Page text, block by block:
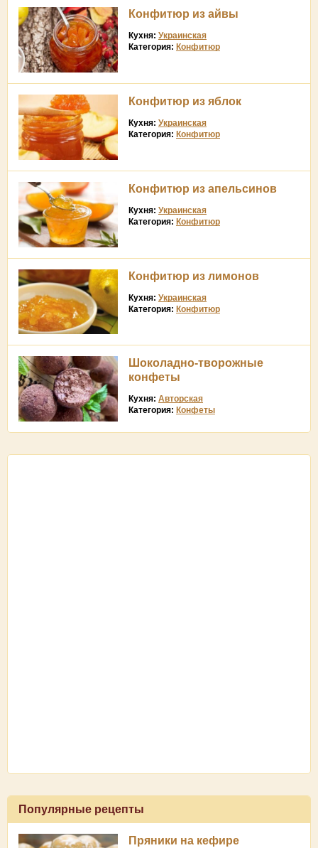
Конфитюр из айвы
Кухня: Украинская
Категория: Конфитюр
Конфитюр из яблок
Кухня: Украинская
Категория: Конфитюр
Конфитюр из апельсинов
Кухня: Украинская
Категория: Конфитюр
Конфитюр из лимонов
Кухня: Украинская
Категория: Конфитюр
Шоколадно-творожные
конфеты
Кухня: Авторская
Категория: Конфеты
Популярные рецепты
Пряники на кефире